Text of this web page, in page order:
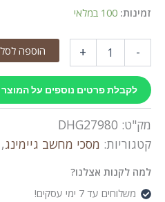
זמינות: 100 במלאי
-
57"
CURVED
Neo
G9
HDMI
2.1X3/DP
+ הוספה לסל
לקבלת פרטים נוספים על המוצר
מק"ט: DHG27980
קטגוריות: מסכי מחשב גיימינג,
למה לקנות אצלנו?
משלוחים עד 7 ימי עסקים!